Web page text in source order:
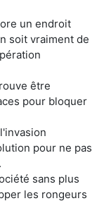
un endroit
soit vraiment de
être
pour bloquer
pour ne pas
sans plus
les rongeurs